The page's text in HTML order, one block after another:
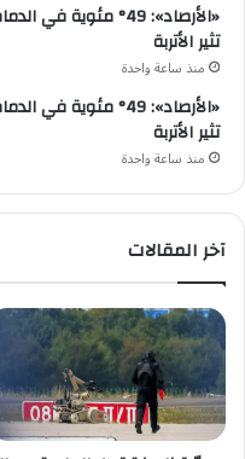
تثير الأتربة
منذ ساعة واحدة
تثير الأتربة
منذ ساعة واحدة
آخر المقالات